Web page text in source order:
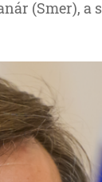
(Smer), a